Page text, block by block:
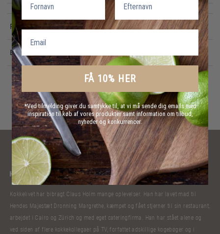
Egenskaber
Produktinformation
Kokkelivet har bibragt Claus Holm mange oplevelser. Han har lavet mad til
Hendes Majestæt Dronning Margrethe, kæmpet og fået stjerner til sin restaurant,
arbejdet i Cairo og Zürich og med eget cateringfirma. Han har stået alene og
ved siden af flere kokkekollegaer på TV, forfattet adskillige kogebøger og i
Email
FÅ 10% HER
*Ved tilmelding giver du samtykke til, at vi må sende dig emails med
inspiration til køb af vores produkter samt information om tilbud,
nyheder og konkurrencer.